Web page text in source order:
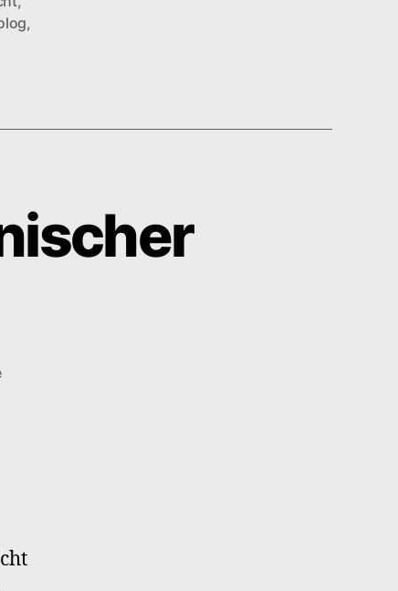
,
zu